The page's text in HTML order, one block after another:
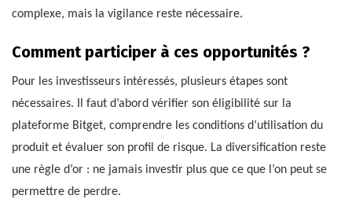
complexe, mais la vigilance reste nécessaire.
Comment participer à ces opportunités ?
Pour les investisseurs intéressés, plusieurs étapes sont
nécessaires. Il faut d’abord vérifier son éligibilité sur la
plateforme Bitget, comprendre les conditions d’utilisation du
produit et évaluer son profil de risque. La diversification reste
une règle d’or : ne jamais investir plus que ce que l’on peut se
permettre de perdre.